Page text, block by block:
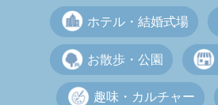
ホテル・結婚式場
お散歩・公園
趣味・カルチャー